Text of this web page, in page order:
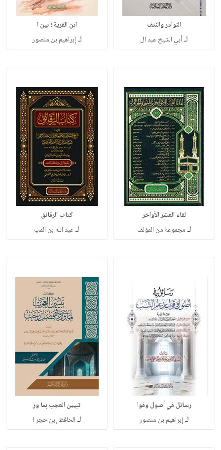
النوادر والنتف
لـأبي الشيخ عبد ال
ابن القرية ؛ بين ا
لـإبراهيم بن منصور
لقاء العشر الأواخر
لـ مجموعة من المؤلف
كتاب الرقائق
لـعبد الله بن المب
رسائل في أصول وقوا
لـإبراهيم بن منصور
تبيين العجب بما ور
لـ الحافظ إبن حجر ا